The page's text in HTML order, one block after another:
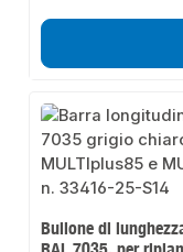
Bullone di